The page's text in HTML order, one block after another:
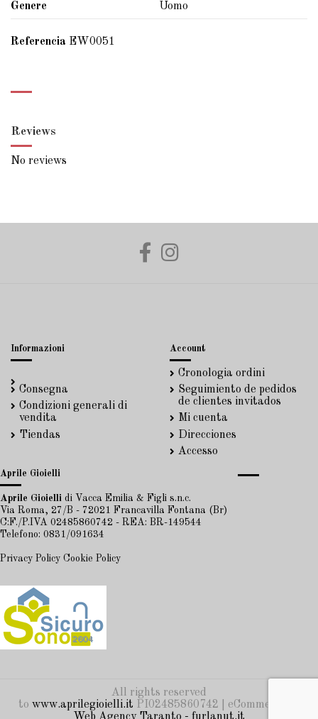
Genere Uomo
Referencia EW0051
Reviews
No reviews
Informazioni
Consegna
Condizioni generali di
vendita
Tiendas
Account
Cronologia ordini
Seguimiento de pedidos
de clientes invitados
Mi cuenta
Direcciones
Accesso
Aprile Gioielli
Aprile Gioielli di Vacca Emilia & Figli s.n.c.
Via Roma, 27/B - 72021 Francavilla Fontana (Br)
C:F./P.IVA 02485860742 - REA: BR-149544
Telefono: 0831/091634
Privacy Policy Cookie Policy
All rights reserved
to www.aprilegioielli.it PI02485860742 | eCommerce by